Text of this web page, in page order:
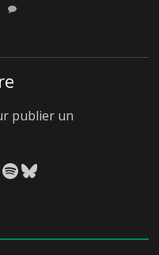
publier un
Spotify
Bluesky